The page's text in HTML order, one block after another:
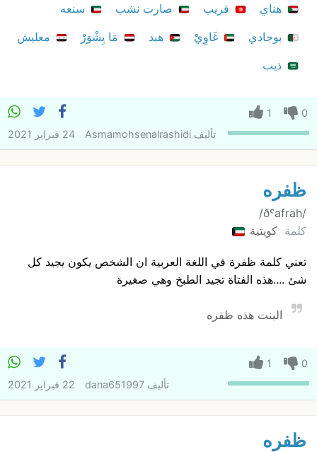
هناي
قريب صارت نشب
سنعه
بوجادي
غَاوِيْ هبد مَا يِشْوَرْ
معليش
ذيب
0
1
تأليفAsmamohsenalrashidi 24 فبراير 2021
ظفره
/ðˤafrah/
كلمة كويتية
تعني كلمة ظفرة في اللغة العربية ان الشخص يكون يجيد كل
شئ ....هذه الفتاة تجيد الطبخ وهي صغيرة
البنت هذه ظفره
0
1
تأليفdana651997 22 فبراير 2021
ظفره